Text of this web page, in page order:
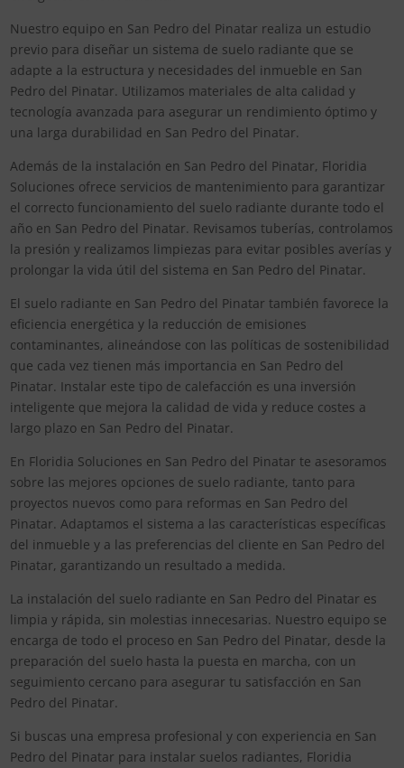
Nuestro equipo en San Pedro del Pinatar realiza un estudio
previo para diseñar un sistema de suelo radiante que se
adapte a la estructura y necesidades del inmueble en San
Pedro del Pinatar. Utilizamos materiales de alta calidad y
tecnología avanzada para asegurar un rendimiento óptimo y
una larga durabilidad en San Pedro del Pinatar.
Además de la instalación en San Pedro del Pinatar, Floridia
Soluciones ofrece servicios de mantenimiento para garantizar
el correcto funcionamiento del suelo radiante durante todo el
año en San Pedro del Pinatar. Revisamos tuberías, controlamos
la presión y realizamos limpiezas para evitar posibles averías y
prolongar la vida útil del sistema en San Pedro del Pinatar.
El suelo radiante en San Pedro del Pinatar también favorece la
eficiencia energética y la reducción de emisiones
contaminantes, alineándose con las políticas de sostenibilidad
que cada vez tienen más importancia en San Pedro del
Pinatar. Instalar este tipo de calefacción es una inversión
inteligente que mejora la calidad de vida y reduce costes a
largo plazo en San Pedro del Pinatar.
En Floridia Soluciones en San Pedro del Pinatar te asesoramos
sobre las mejores opciones de suelo radiante, tanto para
proyectos nuevos como para reformas en San Pedro del
Pinatar. Adaptamos el sistema a las características específicas
del inmueble y a las preferencias del cliente en San Pedro del
Pinatar, garantizando un resultado a medida.
La instalación del suelo radiante en San Pedro del Pinatar es
limpia y rápida, sin molestias innecesarias. Nuestro equipo se
encarga de todo el proceso en San Pedro del Pinatar, desde la
preparación del suelo hasta la puesta en marcha, con un
seguimiento cercano para asegurar tu satisfacción en San
Pedro del Pinatar.
Si buscas una empresa profesional y con experiencia en San
Pedro del Pinatar para instalar suelos radiantes, Floridia